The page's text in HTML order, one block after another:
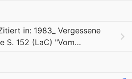
S. 152 (LaC) "Vom
gibt mir zu verstehen,